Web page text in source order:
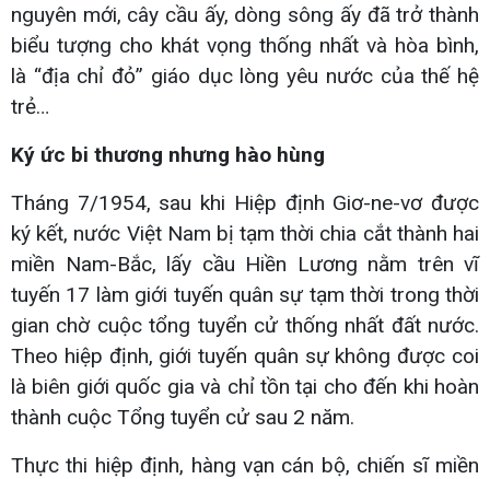
nguyên mới, cây cầu ấy, dòng sông ấy đã trở thành
biểu tượng cho khát vọng thống nhất và hòa bình,
là “địa chỉ đỏ” giáo dục lòng yêu nước của thế hệ
trẻ…
Ký ức bi thương nhưng hào hùng
Tháng 7/1954, sau khi Hiệp định Giơ-ne-vơ được
ký kết, nước Việt Nam bị tạm thời chia cắt thành hai
miền Nam-Bắc, lấy cầu Hiền Lương nằm trên vĩ
tuyến 17 làm giới tuyến quân sự tạm thời trong thời
gian chờ cuộc tổng tuyển cử thống nhất đất nước.
Theo hiệp định, giới tuyến quân sự không được coi
là biên giới quốc gia và chỉ tồn tại cho đến khi hoàn
thành cuộc Tổng tuyển cử sau 2 năm.
Thực thi hiệp định, hàng vạn cán bộ, chiến sĩ miền